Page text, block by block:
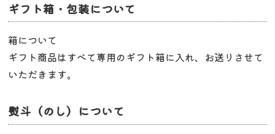
ギフト箱・包装について
箱について
ギフト商品はすべて専用のギフト箱に入れ、お送りさせて
いただきます。
熨斗（のし）について